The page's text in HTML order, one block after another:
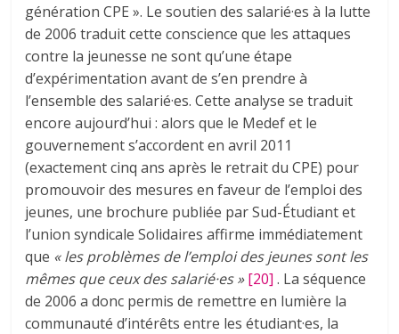
génération CPE ». Le soutien des salarié·es à la lutte
de 2006 traduit cette conscience que les attaques
contre la jeunesse ne sont qu’une étape
d’expérimentation avant de s’en prendre à
l’ensemble des salarié·es. Cette analyse se traduit
encore aujourd’hui : alors que le Medef et le
gouvernement s’accordent en avril 2011
(exactement cinq ans après le retrait du CPE) pour
promouvoir des mesures en faveur de l’emploi des
jeunes, une brochure publiée par Sud-Étudiant et
l’union syndicale Solidaires affirme immédiatement
que « les problèmes de l’emploi des jeunes sont les
mêmes que ceux des salarié·es» [20] . La séquence
de 2006 a donc permis de remettre en lumière la
communauté d’intérêts entre les étudiant·es, la